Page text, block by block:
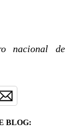
nacional de
BLOG: